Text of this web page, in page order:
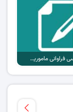
پروپوزال بررسی فراوانی ماموریت های اورژانس به علت نزاع